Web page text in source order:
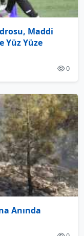
Maddi
Yüz Yüze
0
Anında